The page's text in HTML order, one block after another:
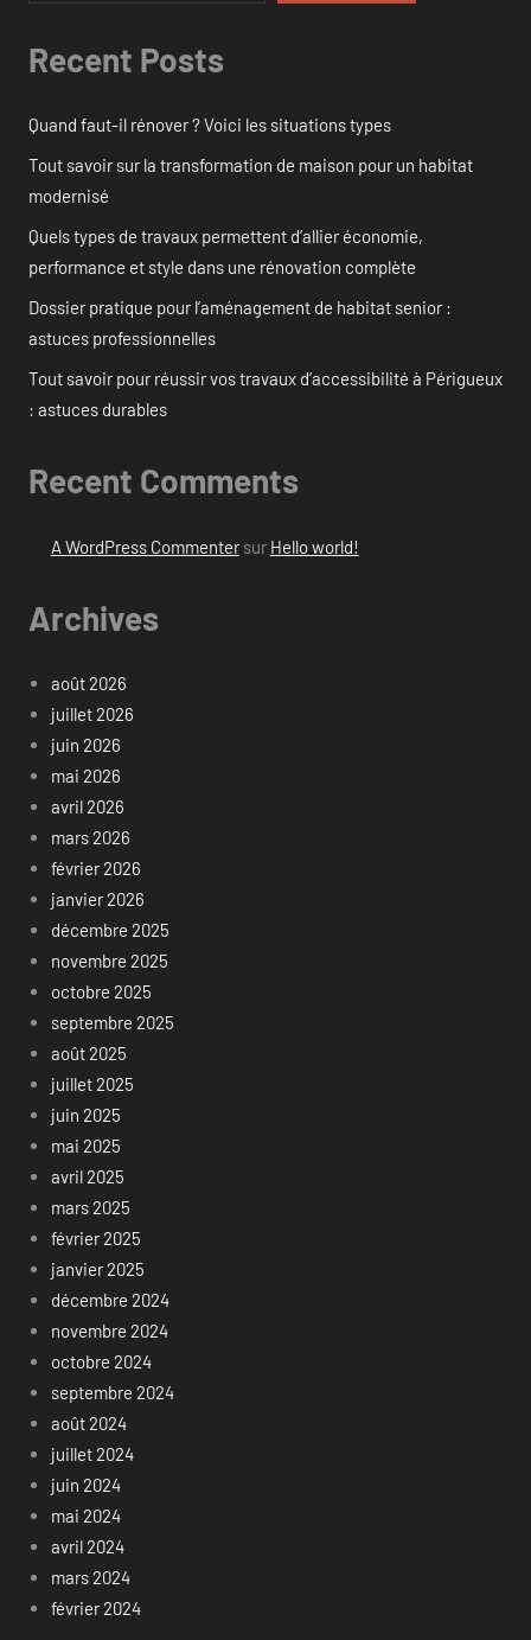
Recent Posts
Quand faut-il rénover ? Voici les situations types
Tout savoir sur la transformation de maison pour un habitat
modernisé
Quels types de travaux permettent d’allier économie,
performance et style dans une rénovation complète
Dossier pratique pour l’aménagement de habitat senior :
astuces professionnelles
Tout savoir pour réussir vos travaux d’accessibilité à Périgueux
: astuces durables
Recent Comments
A WordPress Commentersur Hello world!
Archives
août 2026
juillet 2026
juin 2026
mai 2026
avril 2026
mars 2026
février 2026
janvier 2026
décembre 2025
novembre 2025
octobre 2025
septembre 2025
août 2025
juillet 2025
juin 2025
mai 2025
avril 2025
mars 2025
février 2025
janvier 2025
décembre 2024
novembre 2024
octobre 2024
septembre 2024
août 2024
juillet 2024
juin 2024
mai 2024
avril 2024
mars 2024
février 2024